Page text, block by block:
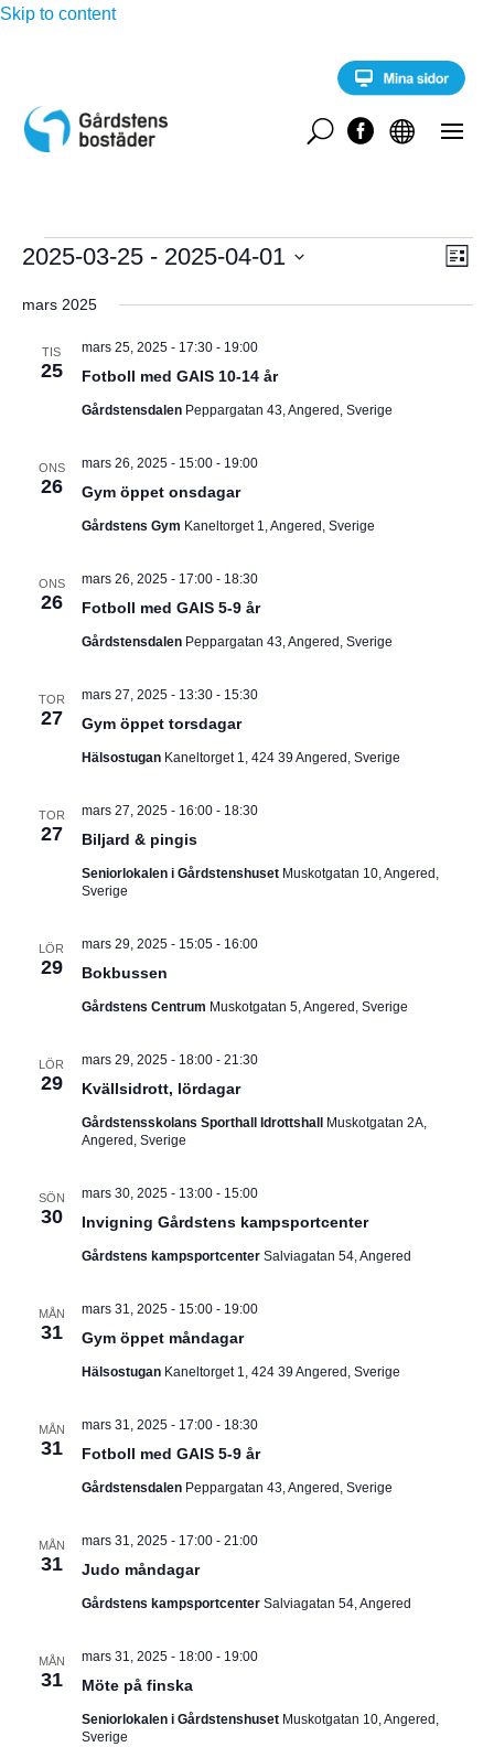
Skip to content


U
Evenemang
V
Y
E
v
n
L
s
2025-03-25 - 2025-04-01
ä
mars 2025
TIS
25 Fotboll med GAIS 10-14 år
mars 25, 2025 - 17:30- 19:00
Gårdstensdalen Peppargatan 43, Angered, Sverige
ONS
26 Gym öppet onsdagar
mars 26, 2025 - 15:00- 19:00
Gårdstens Gym Kaneltorget 1, Angered, Sverige
ONS
26 Fotboll med GAIS 5-9 år
mars 26, 2025 - 17:00- 18:30
Gårdstensdalen Peppargatan 43, Angered, Sverige
TOR
27 Gym öppet torsdagar
mars 27, 2025 - 13:30- 15:30
Hälsostugan Kaneltorget 1, 424 39 Angered, Sverige
TOR
27 Biljard & pingis
mars 27, 2025 - 16:00- 18:30
Seniorlokalen i Gårdstenshuset Muskotgatan 10, Angered,
Sverige
LÖR
29 Bokbussen
mars 29, 2025 - 15:05- 16:00
Gårdstens Centrum Muskotgatan 5, Angered, Sverige
LÖR
29 Kvällsidrott, lördagar
mars 29, 2025 - 18:00- 21:30
Gårdstensskolans Sporthall Idrottshall
Muskotgatan 2A,
Angered, Sverige
SÖN
30 Invigning Gårdstens kampsportcenter
mars 30, 2025 - 13:00- 15:00
Gårdstens kampsportcenter Salviagatan 54, Angered
MÅN
31 Gym öppet måndagar
mars 31, 2025 - 15:00- 19:00
Hälsostugan Kaneltorget 1, 424 39 Angered, Sverige
MÅN
31 Fotboll med GAIS 5-9 år
mars 31, 2025 - 17:00- 18:30
Gårdstensdalen Peppargatan 43, Angered, Sverige
MÅN
31 Judo måndagar
mars 31, 2025 - 17:00- 21:00
Gårdstens kampsportcenter Salviagatan 54, Angered
MÅN
31 Möte på finska
mars 31, 2025 - 18:00- 19:00
Seniorlokalen i Gårdstenshuset Muskotgatan 10, Angered,
Sverige